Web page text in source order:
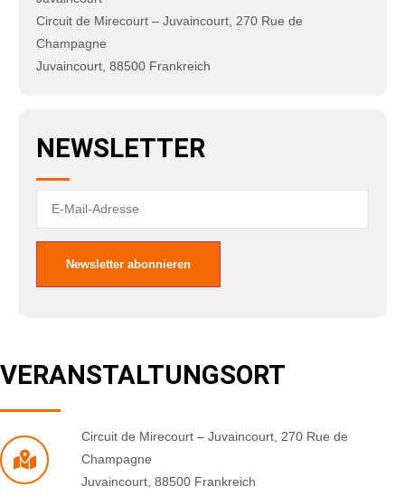
Circuit de Mirecourt – Juvaincourt 270 Rue de
Champagne
Juvaincourt 88500 Frankreich
NEWSLETTER
VERANSTALTUNGSORT
Circuit de Mirecourt – Juvaincourt, 270 Rue de
Champagne
Juvaincourt, 88500 Frankreich